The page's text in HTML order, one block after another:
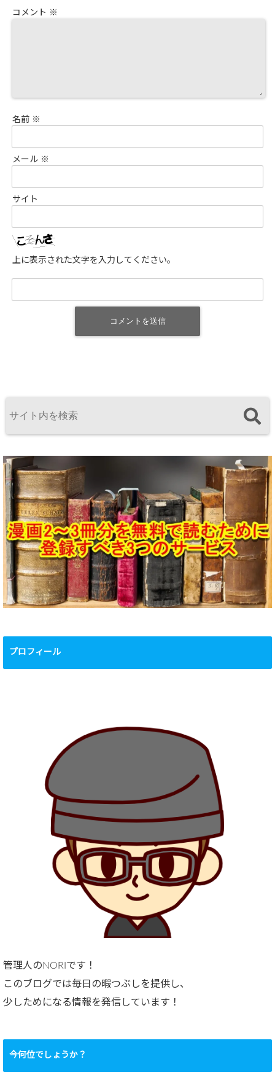
コメント ※
名前 ※
メール ※
サイト
上に表示された文字を入力してください。
プロフィール
管理人のNORIです！
このブログでは毎日の暇つぶしを提供し、
少しためになる情報を発信しています！
今何位でしょうか？